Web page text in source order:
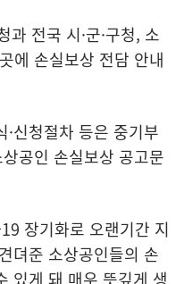
전국 시·군·구청, 소
에 손실보상 전담 안내
·신청절차 등은 중기부
공인 손실보상 공고문
장기화로 오랜기간 지
뎌준 소상공인들의 손
있게 돼 매우 뜻깊게 생